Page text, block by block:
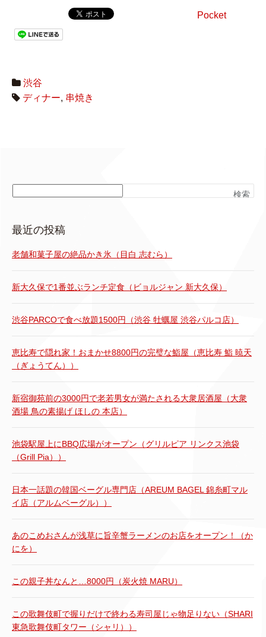
Pocket
渋谷
ディナー, 串焼き
検索
最近の投稿
老舗和菓子屋の絶品かき氷（目白 志むら）
新大久保で1番並ぶランチ定食（ビョルジャン 新大久保）
渋谷PARCOで食べ放題1500円（渋谷 牡蠣屋 渋谷パルコ店）
恵比寿で隠れ家！おまかせ8800円の完璧な鮨屋（恵比寿 鮨 暁天
（ぎょうてん））
新宿御苑前の3000円で老若男女が満たされる大衆居酒屋（大衆
酒場 鳥の素揚げ ほしの 本店）
池袋駅屋上にBBQ広場がオープン（グリルピア リンクス池袋
（Grill Pia））
日本一話題の韓国ベーグル専門店（AREUM BAGEL 錦糸町マル
イ店（アルムベーグル））
あのこめおさんが浅草に旨辛蟹ラーメンのお店をオープン！（か
にを）
この親子丼なんと…8000円（炭火焼 MARU）
この歌舞伎町で握りだけで終わる寿司屋じゃ物足りない（SHARI
東急歌舞伎町タワー（シャリ））